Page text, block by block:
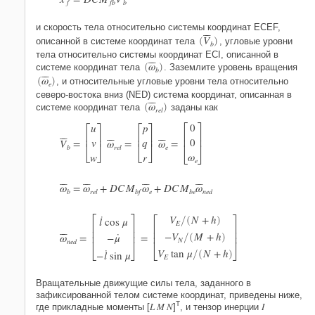
f fb b
и скорость тела относительно системы координат ECEF,
описанной в системе координат тела (‾‾
Vb)
, угловые уровни
тела относительно системы координат ECI, описанной в
системе координат тела (‾‾
ωb) . Заземлите уровень вращения
(‾‾
ωe)
, и относительные угловые уровни тела относительно
северо-востока вниз (NED) система координат, описанная в
системе координат тела (‾‾
ωrel) заданы как
‾‾
Vb = 

u
v
w
 ‾‾
ωrel = p
q
r
 ‾‾
ωe = 

0
0
ωe

‾‾
ωb =‾‾
ωrel +DCMbf‾‾
ωe +DCMbe‾‾
ωned
‾‾
ωned =
 ˙
lcos μ
−˙
μ
−˙
lsin μ

=
 VE/(N +h)
−VN/(M +h)
VE tan μ/(N +h)

Вращательные движущие силы тела, заданного в
зафиксированной телом системе координат, приведены ниже,
где прикладные моменты [L M N]T, и тензор инерции I